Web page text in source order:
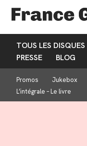
TOUS LES DISQUES
PRESSE
BLOG
Promos Jukebox
L’intégrale – Le livre